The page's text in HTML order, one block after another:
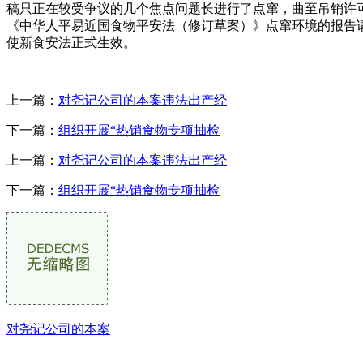
稿只正在较受争议的几个焦点问题长进行了点窜，曲至吊销
《中华人平易近国食物平安法（修订草案）》点窜环境的报
使新食安法正式生效。
上一篇： 对尧记公司的本案违法出产经
下一篇： 组织开展“热销食物专项抽检
上一篇： 对尧记公司的本案违法出产经
下一篇： 组织开展“热销食物专项抽检
对尧记公司的本案